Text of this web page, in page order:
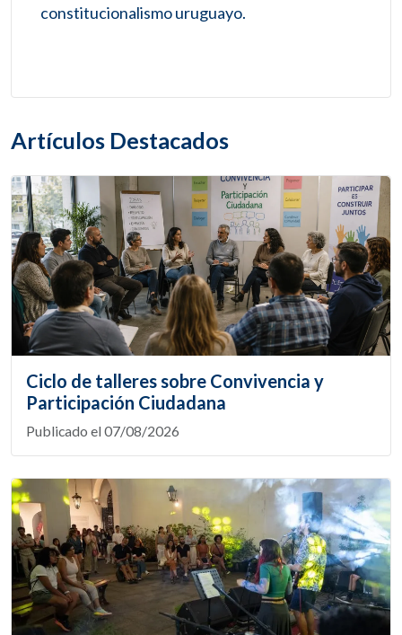
constitucionalismo uruguayo.
Artículos Destacados
Ciclo de talleres sobre Convivencia y
Participación Ciudadana
Publicado el 07/08/2026